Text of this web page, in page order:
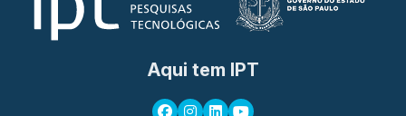
Aqui tem IPT